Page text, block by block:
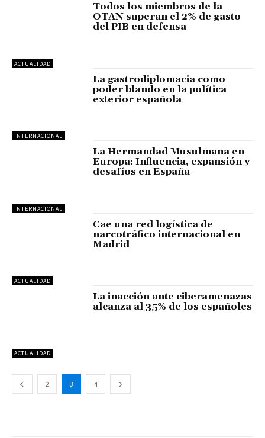
ACTUALIDAD
Todos los miembros de la
OTAN superan el 2% de gasto
del PIB en defensa
INTERNACIONAL
La gastrodiplomacia como
poder blando en la política
exterior española
INTERNACIONAL
La Hermandad Musulmana en
Europa: Influencia, expansión y
desafíos en España
ACTUALIDAD
Cae una red logística de
narcotráfico internacional en
Madrid
ACTUALIDAD
La inacción ante ciberamenazas
alcanza al 35% de los españoles
2 3 4